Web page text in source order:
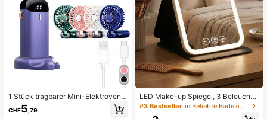
1 Stück tragbarer Mini-Elektroventil
ator, tragbarer USB-aufladbarer Ve
ntilator, Nackenventilator, USB-Ven
CHF5 ,79
LED Make-up Spiegel, 3 Beleuchtu
ngsmodi, einstellbare Helligkeit, tra
#3 Bestseller in Beliebte Badezimmeraccessoires Make-up-Tools fü